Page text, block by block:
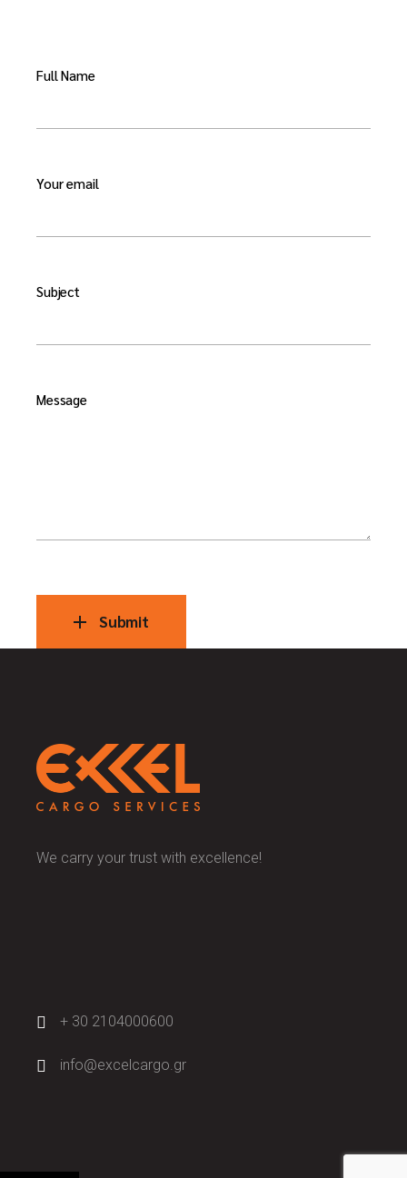
Full Name
Your email
Subject
Message
Submit
We carry your trust with excellence!
+ 30 2104000600
info@excelcargo.gr